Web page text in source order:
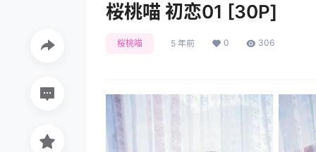
桜桃喵 初恋01 [30P]
桜桃喵 5 年前 0 306